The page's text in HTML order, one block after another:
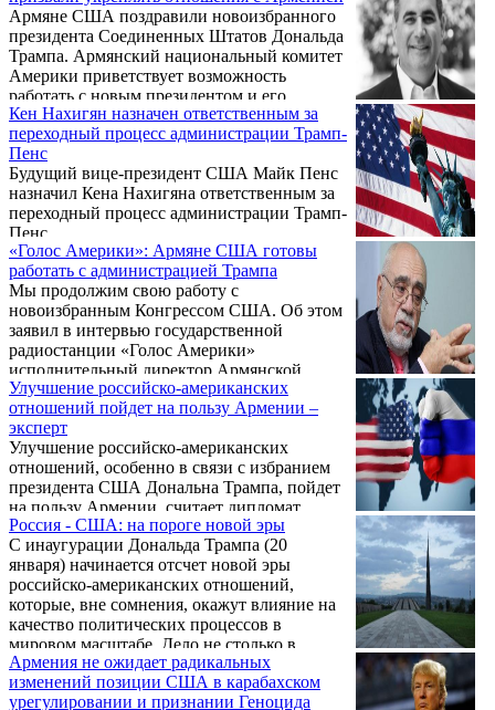
вопросы, такие как крепкие отношения
между Арменией и США, длительный мир
в Арцахе, справедливость в отношении
Геноцида армян.
Армяне США поздравили новоизбранного
президента Соединенных Штатов Дональда
Трампа. Армянский национальный комитет
Америки приветствует возможность
работать с новым президентом и его
администраций с тем, чтобы продвигать
общие американские интересы и идеалы.
Кен Нахигян назначен ответственным за
переходный процесс администрации Трамп-
Пенс
Будущий вице-президент США Майк Пенс
назначил Кена Нахигяна ответственным за
переходный процесс администрации Трамп-
Пенс.
«Голос Америки»: Армяне США готовы
работать с администрацией Трампа
Мы продолжим свою работу с
новоизбранным Конгрессом США. Об этом
заявил в интервью государственной
радиостанции «Голос Америки»
исполнительный директор Армянской
ассамблеи Америки Брайан Ардуни. «Мы
продолжим свою работу с комиссиями по
внешним связям, а также с
новоназначенным госсекретарем и
администрацией вокруг проблем внешней
политики», - сказал Ардуни.
Улучшение российско-американских
отношений пойдет на пользу Армении –
эксперт
Улучшение российско-американских
отношений, особенно в связи с избранием
президента США Дональна Трампа, пойдет
на пользу Армении, считает дипломат,
Чрезвычайный и Полномочный посол
Арман Навасардян. "Здесь многое зависит
от внешнеполитического вектора и
возможностей Армении, а также от ее
дипломатической гибкости" - сказал он в
пятницу журналистам.
Россия - США: на пороге новой эры
С инаугурации Дональда Трампа (20
января) начинается отсчет новой эры
российско-американских отношений,
которые, вне сомнения, окажут влияние на
качество политических процессов в
мировом масштабе. Дело не столько в
личных пристрастиях нового хозяина
Белого дома, сколько в объективных
предпосылках, которые администрация
Армения не ожидает радикальных
изменений позиции США в карабахском
урегулировании и признании Геноцида